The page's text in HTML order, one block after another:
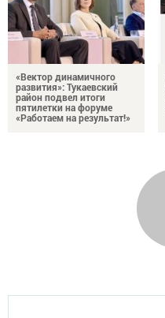
«Вектор динамичного
развития»: Тукаевский
район подвел итоги
пятилетки на форуме
«Работаем на результат!»